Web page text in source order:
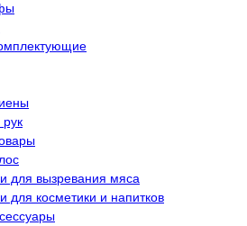
для вызревания мяса
для косметики и напитков